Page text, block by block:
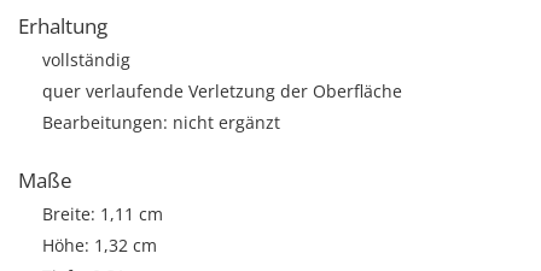
Erhaltung
vollständig
quer verlaufende Verletzung der Oberfläche
Bearbeitungen: nicht ergänzt
Maße
Breite: 1,11 cm
Höhe: 1,32 cm